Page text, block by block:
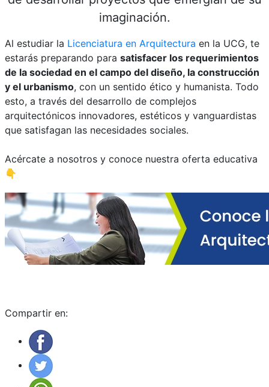
imaginación.
Al estudiar la Licenciatura en Arquitectura en la UCG, te
estarás preparando para satisfacer los requerimientos
de la sociedad en el campo del diseño, la construcción
y el urbanismo, con un sentido ético y humanista. Todo
esto, a través del desarrollo de complejos
arquitectónicos innovadores, estéticos y vanguardistas
que satisfagan las necesidades sociales.
Acércate a nosotros y conoce nuestra oferta educativa
👇
Compartir en: